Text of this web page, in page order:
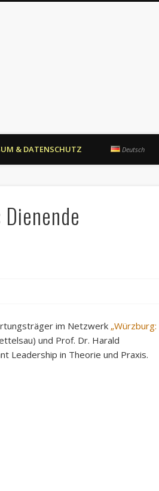
& DATENSCHUTZ Deutsch
im Netzwerk „Würzburg:
und Prof. Dr. Harald
Leadership in Theorie und Praxis.